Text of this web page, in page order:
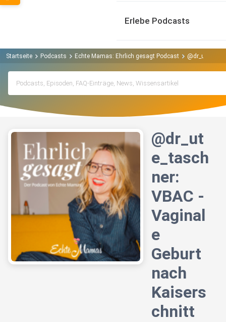
Erlebe Podcasts
Startseite Podcasts Echte Mamas: Ehrlich gesagt Podcast
@dr_ut
e_tasch
ner:
VBAC -
Vaginal
e
Geburt
nach
Kaisers
chnitt